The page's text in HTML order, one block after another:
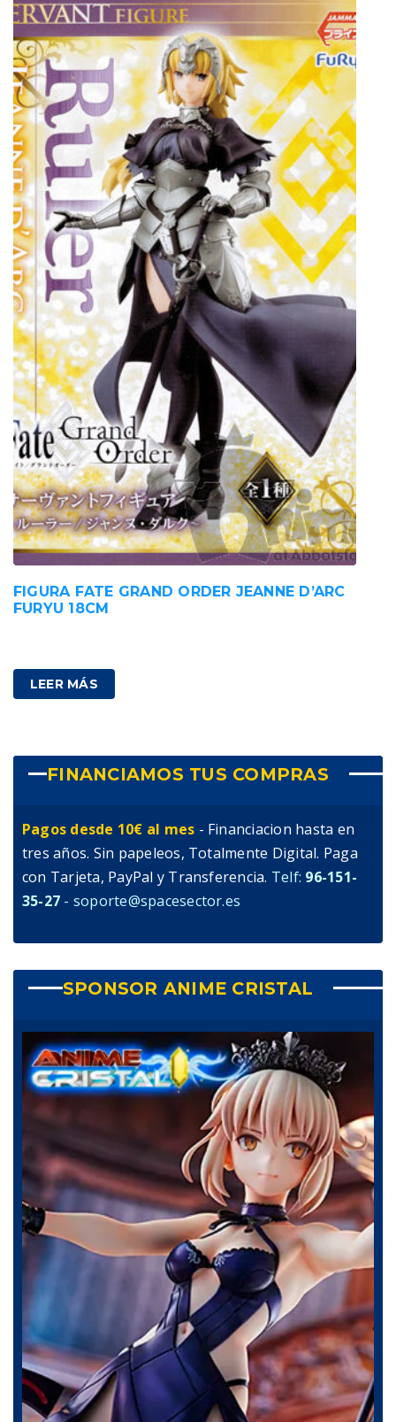
FIGURA FATE GRAND ORDER JEANNE D’ARC
FURYU 18CM
LEER MÁS
FINANCIAMOS TUS COMPRAS
Pagos desde 10€ al mes - Financiacion hasta en
tres años. Sin papeleos, Totalmente Digital. Paga
con Tarjeta, PayPal y Transferencia. Telf: 96-151-
35-27 - soporte@spacesector.es
SPONSOR ANIME CRISTAL